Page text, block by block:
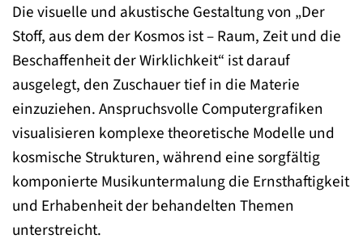
Die visuelle und akustische Gestaltung von „Der
Stoff, aus dem der Kosmos ist – Raum, Zeit und die
Beschaffenheit der Wirklichkeit“ ist darauf
ausgelegt, den Zuschauer tief in die Materie
einzuziehen. Anspruchsvolle Computergrafiken
visualisieren komplexe theoretische Modelle und
kosmische Strukturen, während eine sorgfältig
komponierte Musikuntermalung die Ernsthaftigkeit
und Erhabenheit der behandelten Themen
unterstreicht.